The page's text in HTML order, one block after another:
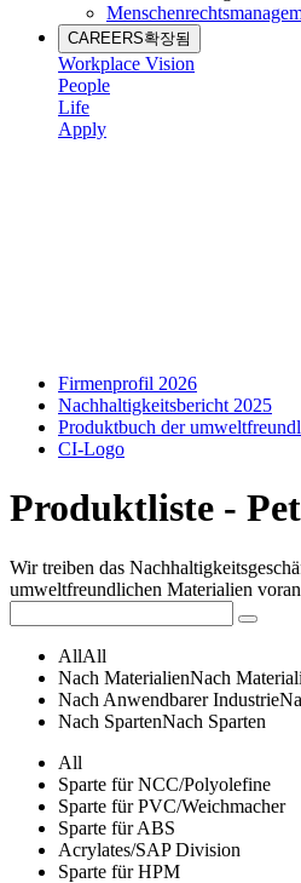
CAREERS확장됨
Workplace Vision
People
Life
Apply
Firmenprofil 2026
Nachhaltigkeitsbericht 2025
Produktbuch der
CI-Logo
Produktliste -
Wir treiben das
umweltfreundlichen Materialien
AllAll
Nach MaterialienNach
Nach Anwendbarer Industrie
Nach SpartenNach Sparten
All
Sparte für NCC/Polyolefine
Sparte für PVC/Weichmacher
Sparte für ABS
Acrylates/SAP Division
Sparte für HPM